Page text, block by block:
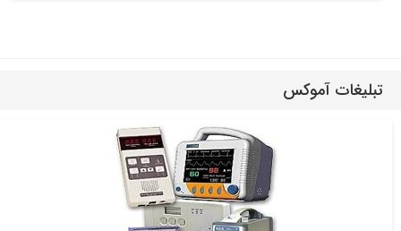
تبلیغات آموکس